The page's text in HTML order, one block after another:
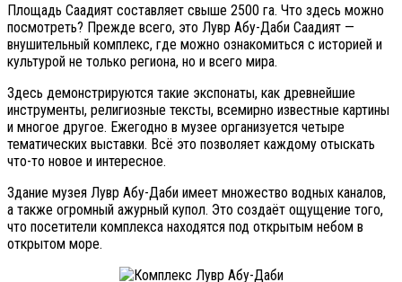
Площадь Саадият составляет свыше 2500 га. Что здесь можно
посмотреть? Прежде всего, это Лувр Абу-Даби Саадият —
внушительный комплекс, где можно ознакомиться с историей и
культурой не только региона, но и всего мира.
Здесь демонстрируются такие экспонаты, как древнейшие
инструменты, религиозные тексты, всемирно известные картины
и многое другое. Ежегодно в музее организуется четыре
тематических выставки. Всё это позволяет каждому отыскать
что-то новое и интересное.
Здание музея Лувр Абу-Даби имеет множество водных каналов,
а также огромный ажурный купол. Это создаёт ощущение того,
что посетители комплекса находятся под открытым небом в
открытом море.